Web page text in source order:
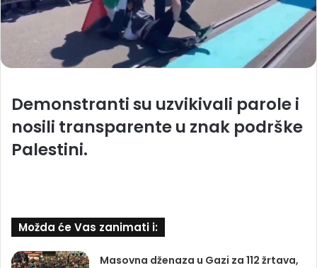
Demonstranti su uzvikivali parole i
nosili transparente u znak podrške
Palestini.
Možda će Vas zanimati i:
Masovna dženaza u Gazi za 112 žrtava,